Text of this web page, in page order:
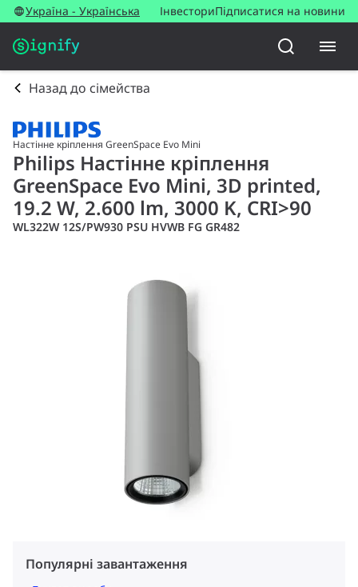
Україна - Українська ІнвесториПідписатися на новини
Назад до сімейства
Настінне кріплення GreenSpace Evo Mini
Philips Настінне кріплення
GreenSpace Evo Mini, 3D printed,
19.2 W, 2.600 lm, 3000 K, CRI>90
WL322W 12S/PW930 PSU HVWB FG GR482
Популярні завантаження